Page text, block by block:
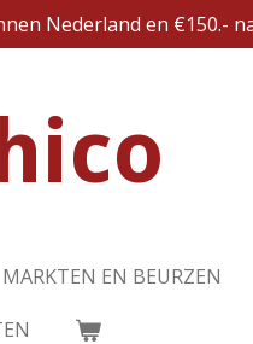
Nederland en €150.-
MARKTEN EN BEURZEN